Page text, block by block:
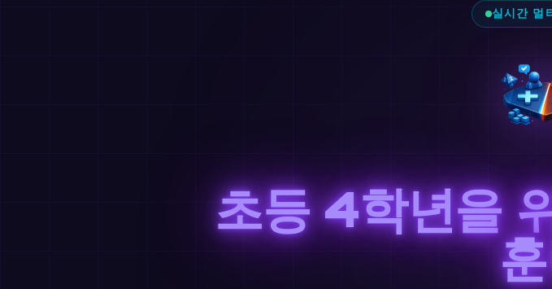
실시간 멀
초등 4학년을